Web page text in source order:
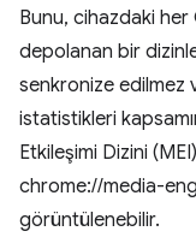
Bunu, cihazdaki
depolanan bir
senkronize edilmez
istatistikleri
Etkileşimi Dizini
chrome://media-
görüntülenebilir.